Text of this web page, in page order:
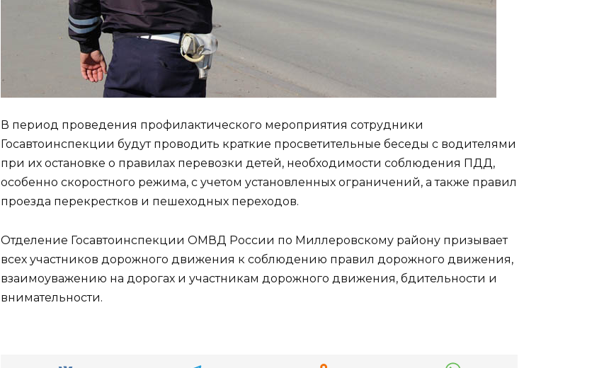
В период проведения профилактического мероприятия сотрудники
Госавтоинспекции будут проводить краткие просветительные беседы с водителями
при их остановке о правилах перевозки детей, необходимости соблюдения ПДД,
особенно скоростного режима, с учетом установленных ограничений, а также правил
проезда перекрестков и пешеходных переходов.
Отделение Госавтоинспекции ОМВД России по Миллеровскому району призывает
всех участников дорожного движения к соблюдению правил дорожного движения,
взаимоуважению на дорогах и участникам дорожного движения, бдительности и
внимательности.